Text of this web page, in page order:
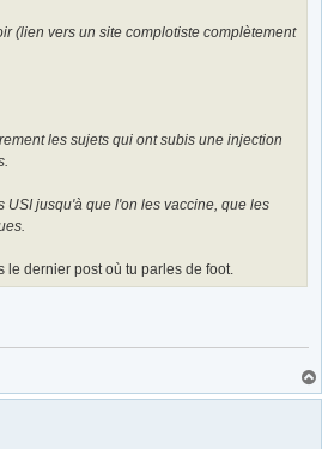
(lien vers un site complotiste complètement
les sujets qui ont subis une injection
USI jusqu'à que l'on les vaccine, que les
le dernier post où tu parles de foot.